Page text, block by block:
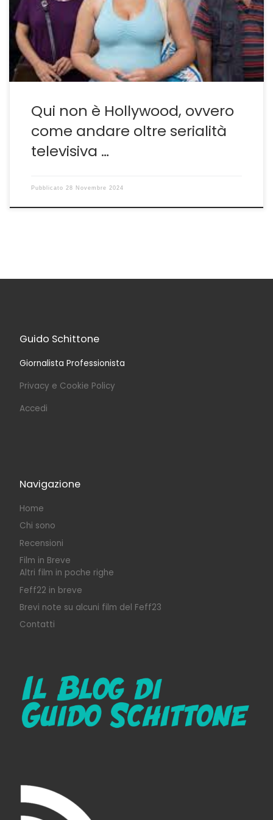
semplice serie televisiva su uno dei fatti di cronaca più
pubblicizzati e popolari del XXI secolo italiano. È un vero
e proprio […]
Qui non è Hollywood, ovvero
come andare oltre serialità
televisiva …
Pubblicato 28 Novembre 2024
Guido Schittone
Giornalista Professionista
Privacy e Cookie Policy
Accedi
Navigazione
Home
Chi sono
Recensioni
Film in Breve
Altri film in poche righe
Feff22 in breve
Brevi note su alcuni film del Feff23
Contatti